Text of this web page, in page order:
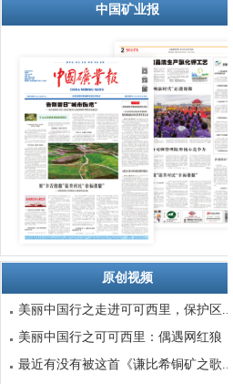
中国矿业报
原创视频
美丽中国行之走进可可西里，保护区...
美丽中国行之可可西里：偶遇网红狼
最近有没有被这首《谦比希铜矿之歌...